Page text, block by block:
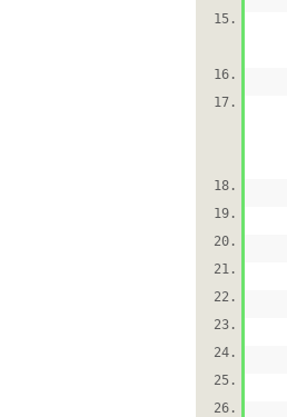
15.
16.
17.
18.
19.
20.
21.
22.
23.
24.
25.
26.